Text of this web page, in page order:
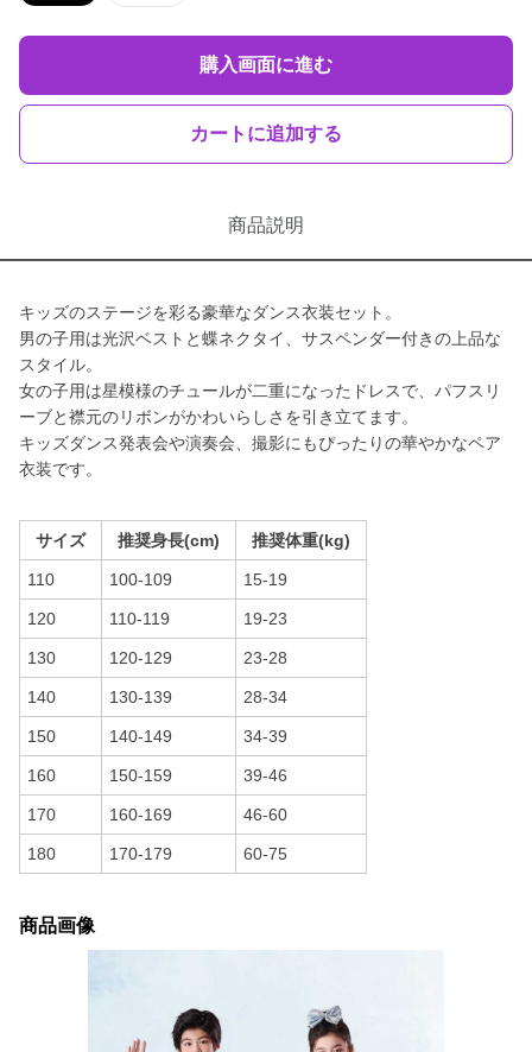
購入画面に進む
カートに追加する
商品説明
キッズのステージを彩る豪華なダンス衣装セット。
男の子用は光沢ベストと蝶ネクタイ、サスペンダー付きの上品な
スタイル。
女の子用は星模様のチュールが二重になったドレスで、パフスリ
ーブと襟元のリボンがかわいらしさを引き立てます。
キッズダンス発表会や演奏会、撮影にもぴったりの華やかなペア
衣装です。
サイズ 推奨身長(cm) 推奨体重(kg)
110 100-109 15-19
120 110-119 19-23
130 120-129 23-28
140 130-139 28-34
150 140-149 34-39
160 150-159 39-46
170 160-169 46-60
180 170-179 60-75
商品画像